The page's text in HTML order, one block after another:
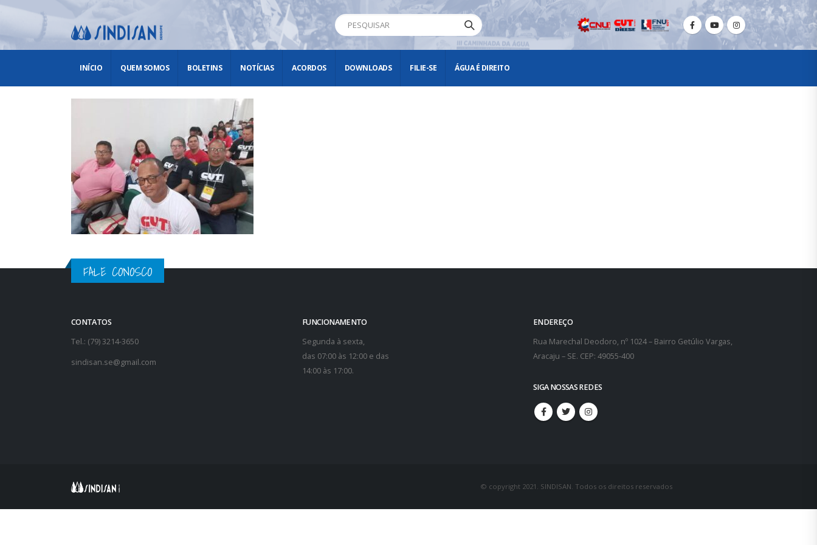
INÍCIO QUEM SOMOS BOLETINS NOTÍCIAS ACORDOS DOWNLOADS FILIE-SE ÁGUA É DIREITO
FALE CONOSCO
CONTATOS
Tel.: (79) 3214-3650
sindisan.se@gmail.com
FUNCIONAMENTO
Segunda à sexta,
das 07:00 às 12:00 e das
14:00 às 17:00.
ENDEREÇO
Rua Marechal Deodoro, nº 1024 – Bairro Getúlio Vargas,
Aracaju – SE. CEP: 49055-400
SIGA NOSSAS REDES
© copyright 2021. SINDISAN. Todos os direitos reservados